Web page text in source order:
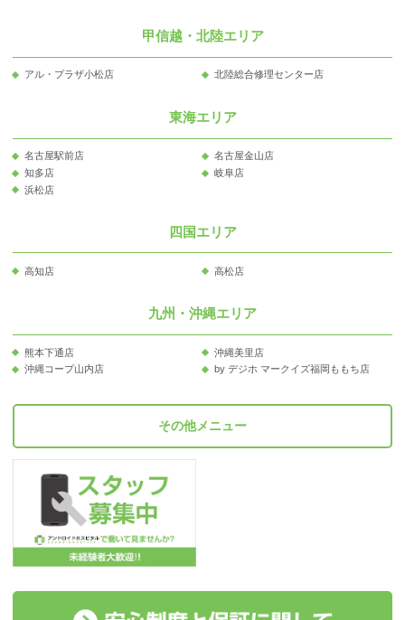
甲信越・北陸エリア
アル・プラザ小松店 北陸総合修理センター店
東海エリア
名古屋駅前店
名古屋金山店
知多店
岐阜店
浜松店
四国エリア
高知店 高松店
九州・沖縄エリア
熊本下通店
沖縄美里店
沖縄コープ山内店
by デジホ マークイズ福岡ももち店
その他メニュー